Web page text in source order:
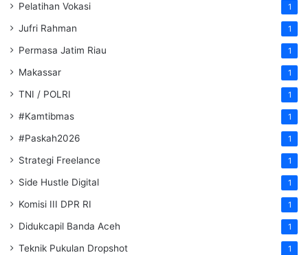
Pelatihan Vokasi 1
Jufri Rahman 1
Permasa Jatim Riau 1
Makassar 1
TNI / POLRI 1
#Kamtibmas 1
#Paskah2026 1
Strategi Freelance 1
Side Hustle Digital 1
Komisi III DPR RI 1
Didukcapil Banda Aceh 1
Teknik Pukulan Dropshot 1